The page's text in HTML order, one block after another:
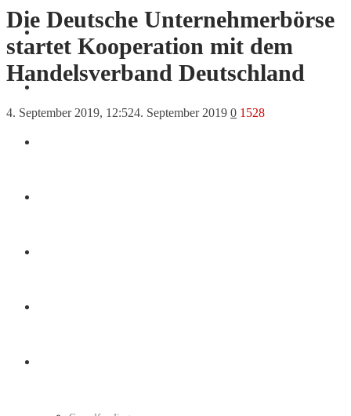
Die Deutsche Unternehmerbörse
startet Kooperation mit dem
Handelsverband Deutschland
4. September 2019, 12:524. September 2019 0 1528